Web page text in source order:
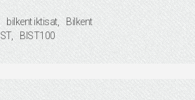
bilkent iktisat
Bilkent
BIST100